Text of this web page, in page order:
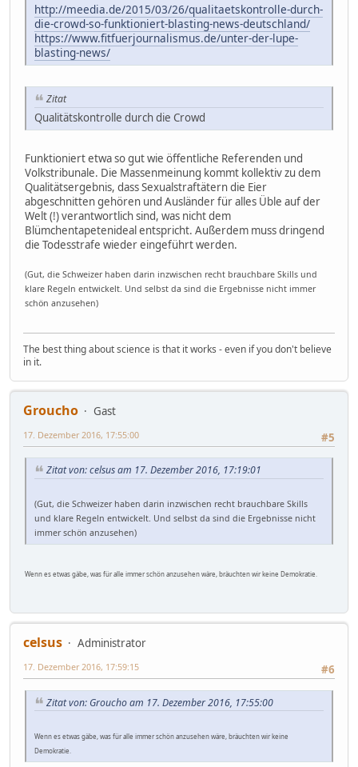
http://meedia.de/2015/03/26/qualitaetskontrolle-durch-
die-crowd-so-funktioniert-blasting-news-deutschland/
https://www.fitfuerjournalismus.de/unter-der-lupe-
blasting-news/
Zitat
Qualitätskontrolle durch die Crowd
Funktioniert etwa so gut wie öffentliche Referenden und
Volkstribunale. Die Massenmeinung kommt kollektiv zu dem
Qualitätsergebnis, dass Sexualstraftätern die Eier
abgeschnitten gehören und Ausländer für alles Üble auf der
Welt (!) verantwortlich sind, was nicht dem
Blümchentapetenideal entspricht. Außerdem muss dringend
die Todesstrafe wieder eingeführt werden.
(Gut, die Schweizer haben darin inzwischen recht brauchbare Skills und
klare Regeln entwickelt. Und selbst da sind die Ergebnisse nicht immer
schön anzusehen)
The best thing about science is that it works - even if you don't believe
in it.
Groucho
Gast
#5
17. Dezember 2016, 17:55:00
Zitat von: celsus am 17. Dezember 2016, 17:19:01
(Gut, die Schweizer haben darin inzwischen recht brauchbare Skills
und klare Regeln entwickelt. Und selbst da sind die Ergebnisse nicht
immer schön anzusehen)
Wenn es etwas gäbe, was für alle immer schön anzusehen wäre, bräuchten wir keine Demokratie.
celsus
Administrator
#6
17. Dezember 2016, 17:59:15
Zitat von: Groucho am 17. Dezember 2016, 17:55:00
Wenn es etwas gäbe, was für alle immer schön anzusehen wäre, bräuchten wir keine
Demokratie.